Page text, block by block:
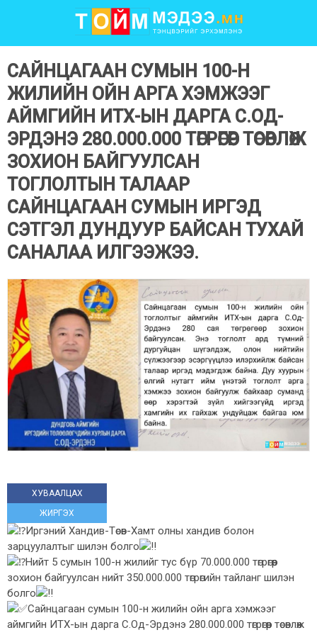
САЙНЦАГААН СУМЫН 100-Н
ЖИЛИЙН ОЙН АРГА ХЭМЖЭЭГ
АЙМГИЙН ИТХ-ЫН ДАРГА С.ОД-
ЭРДЭНЭ 280.000.000 ТӨГРӨГӨӨР ТӨСӨВЛӨЖ
ЗОХИОН БАЙГУУЛСАН
ТОГЛОЛТЫН ТАЛААР
САЙНЦАГААН СУМЫН ИРГЭД
СЭТГЭЛ ДУНДУУР БАЙСАН ТУХАЙ
САНАЛАА ИЛГЭЭЖЭЭ.
ХУВААЛЦАХ
ЖИРГЭХ
Иргэний Хандив-Төсөв-Хамт олны хандив болон
зарцуулалтыг шилэн болго
Нийт 5 сумын 100-н жилийг тус бүр 70.000.000 төгрөгөөр
зохион байгуулсан нийт 350.000.000 төгрөгийн тайланг шилэн
болго
Сайнцагаан сумын 100-н жилийн ойн арга хэмжээг
аймгийн ИТХ-ын дарга С.Од-Эрдэнэ 280.000.000 төгрөгөөр төсөвлөж